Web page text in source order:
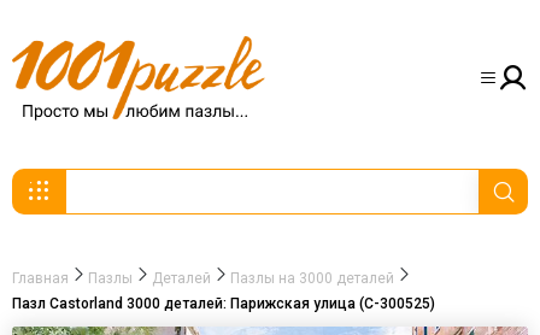
Главная Пазлы Деталей
Пазлы на 3000 деталей
Пазл Castorland 3000 деталей: Парижская улица (C-300525)